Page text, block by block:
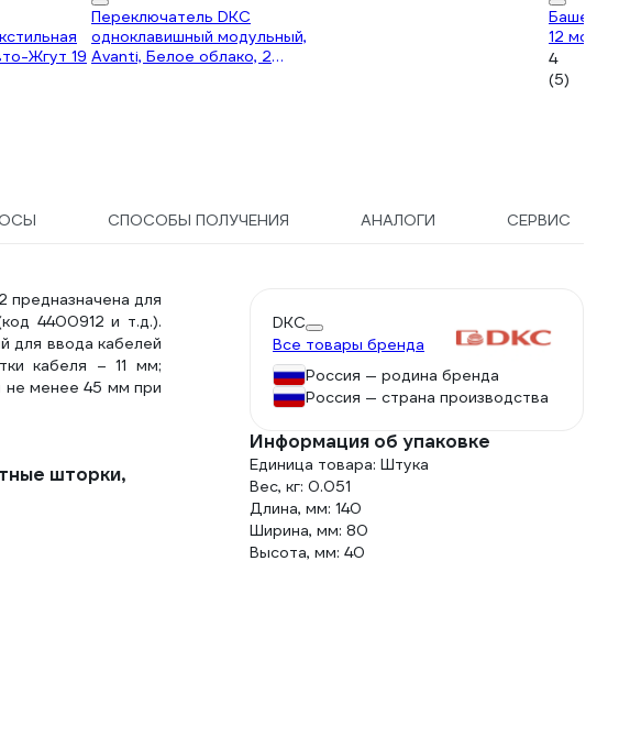
Жгут 19
Переключатель DKC
одноклавишный модульный,
Avanti, Белое облако, 2
Башенка
12
4
(5)
СПОСОБЫ ПОЛУЧЕНИЯ АНАЛОГИ СЕРВИС
предназначена для
4400912 и т.д.).
для ввода кабелей
кабеля – 11 мм;
не менее 45 мм при
шторки,
DKC
Все товары бренда
Россия — родина бренда
Россия — страна производства
Информация об упаковке
Единица товара: Штука
Вес, кг: 0.051
Длина, мм: 140
Ширина, мм: 80
Высота, мм: 40